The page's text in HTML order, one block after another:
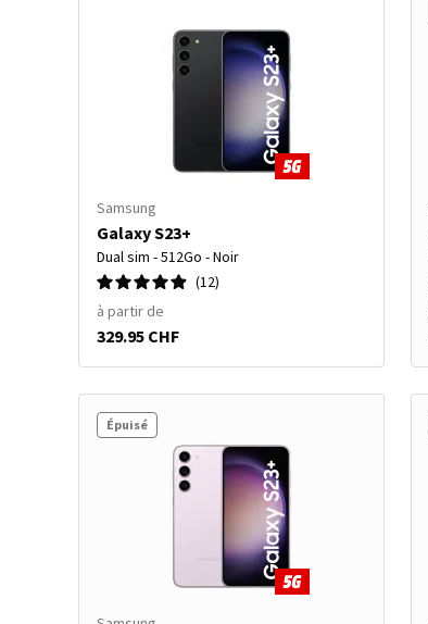
Samsung
Galaxy S23+
Dual sim - 512Go - Noir
12
à partir de
329.95 CHF
Épuisé